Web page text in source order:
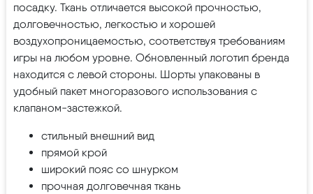
посадку. Ткань отличается высокой прочностью,
долговечностью, легкостью и хорошей
воздухопроницаемостью, соответствуя требованиям
игры на любом уровне. Обновленный логотип бренда
находится с левой стороны. Шорты упакованы в
удобный пакет многоразового использования с
клапаном-застежкой.
стильный внешний вид
прямой крой
широкий пояс со шнурком
прочная долговечная ткань